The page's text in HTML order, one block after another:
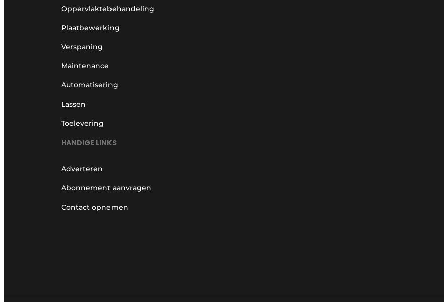
Oppervlaktebehandeling
Plaatbewerking
Verspaning
Maintenance
Automatisering
Lassen
Toelevering
HANDIGE LINKS
Adverteren
Abonnement aanvragen
Contact opnemen